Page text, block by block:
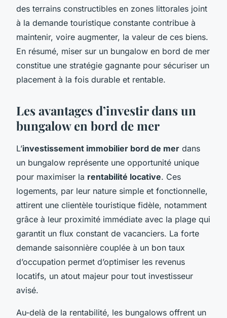
des terrains constructibles en zones littorales joint
à la demande touristique constante contribue à
maintenir, voire augmenter, la valeur de ces biens.
En résumé, miser sur un bungalow en bord de mer
constitue une stratégie gagnante pour sécuriser un
placement à la fois durable et rentable.
Les avantages d’investir dans un
bungalow en bord de mer
L’investissement immobilier bord de mer dans
un bungalow représente une opportunité unique
pour maximiser la rentabilité locative. Ces
logements, par leur nature simple et fonctionnelle,
attirent une clientèle touristique fidèle, notamment
grâce à leur proximité immédiate avec la plage qui
garantit un flux constant de vacanciers. La forte
demande saisonnière couplée à un bon taux
d’occupation permet d’optimiser les revenus
locatifs, un atout majeur pour tout investisseur
avisé.
Au-delà de la rentabilité, les bungalows offrent un